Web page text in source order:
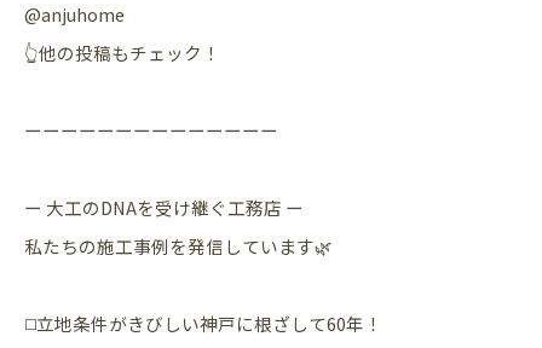
@anjuhome
👆他の投稿もチェック！
ーーーーーーーーーーーーーー
ー 大工のDNAを受け継ぐ工務店 ー
私たちの施工事例を発信しています🌿
◻️立地条件がきびしい神戸に根ざして60年！